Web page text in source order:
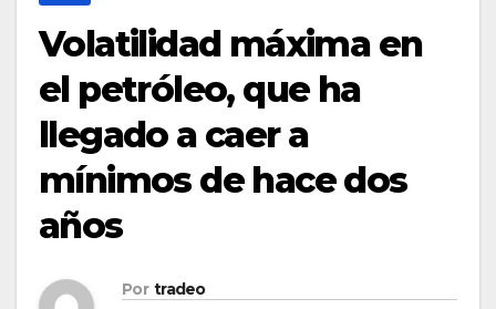
Volatilidad máxima en
el petróleo, que ha
llegado a caer a
mínimos de hace dos
años
Por tradeo